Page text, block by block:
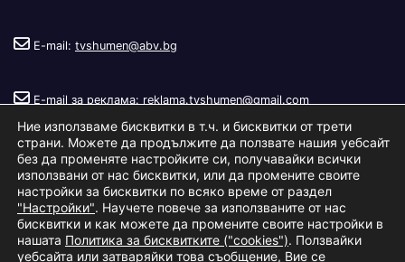
E-mail: tvshumen@abv.bg
E-mail за реклама: reklama.tvshumen@gmail.com
Copyright © 2026Телевизия Шумен.|Изработка: S.I.T Solutions
Ltd.
Ние използваме бисквитки в т.ч. и бисквитки от трети
страни. Можете да продължите да ползвате нашия уебсайт
без да променяте настройките си, получавайки всички
използвани от нас бисквитки, или да промените своите
настройки за бисквитки по всяко време от раздел
"Настройки". Научете повече за използваните от нас
бисквитки и как можете да промените своите настройки в
нашата Политика за бисквитките ("cookies"). Ползвайки
уебсайта или затваряйки това съобщение, Вие се